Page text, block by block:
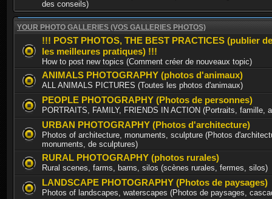
des conseils)
YOUR PHOTO GALLERIES (VOS GALLERIES PHOTOS)
!!! POST PHOTOS, THE BEST PRACTICES (publier
les meilleures pratiques) !!!
How to post new topics (Comment créer de nouveaux topic)
ANIMALS PHOTOGRAPHY (photos d'animaux)
ALL ANIMALS PICTURES (Toutes les photos d'animaux)
PEOPLE PHOTOGRAPHY (Photos de personnes)
PORTRAITS, FAMILY, FRIENDS IN ACTION (Portraits, famille,
URBAN PHOTOGRAPHY (Photos d'architecture)
Photos of architecture, monuments, sculpture (Photos
monuments, de sculptures)
RURAL PHOTOGRAPHY (photos rurales)
Rural scenes, farms, barns, silos (scènes rurales, fermes, silos)
LANDSCAPE PHOTOGRAPHY (Photos de paysages)
Photos of landscapes, waterscapes (Photos de paysages,